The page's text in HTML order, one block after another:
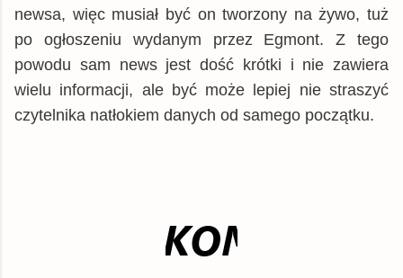
newsa, więc musiał być on tworzony na żywo, tuż
po ogłoszeniu wydanym przez Egmont. Z tego
powodu sam news jest dość krótki i nie zawiera
wielu informacji, ale być może lepiej nie straszyć
czytelnika natłokiem danych od samego początku.